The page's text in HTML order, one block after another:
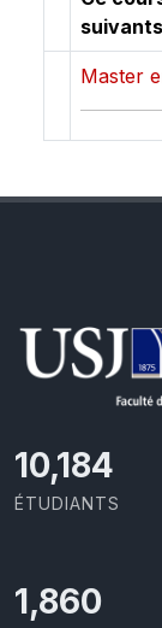
suivants
Master
10,801
ÉTUDIANTS
1,973